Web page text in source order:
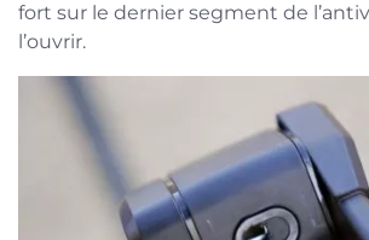
fort sur le dernier segment de
l’ouvrir.